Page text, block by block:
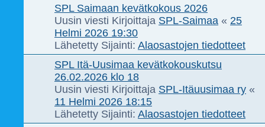
SPL Saimaan kevätkokous 2026
Uusin viesti Kirjoittaja SPL-Saimaa « 25
Helmi 2026 19:30
Lähetetty Sijainti: Alaosastojen tiedotteet
SPL Itä-Uusimaa kevätkokouskutsu
26.02.2026 klo 18
Uusin viesti Kirjoittaja SPL-Itäuusimaa ry «
11 Helmi 2026 18:15
Lähetetty Sijainti: Alaosastojen tiedotteet